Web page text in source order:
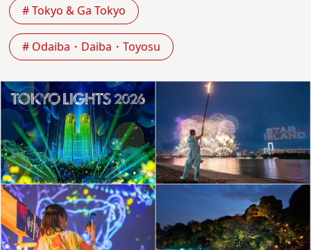
# Tokyo & Ga Tokyo
# Odaiba・Daiba・Toyosu